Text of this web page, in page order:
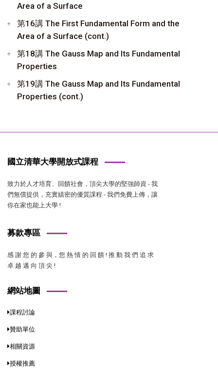
Area of a Surface
第16講 The First Fundamental Form and the
Area of a Surface (cont.)
第18講 The Gauss Map and Its Fundamental
Properties
第19講 The Gauss Map and Its Fundamental
Properties (cont.)
國立清華大學開放式課程
致力於人才培育、回饋社會，頂尖大學的堅強師資 - 我
們無償提供，充實縝密的優質課程 - 我們免費上傳，讓
你在家也能上大學 !
募款專區
感 謝 您 的 參 與，您 熱 情 的 回 饋 ! 推 動 我 們 追 求
卓 越 邁 向 頂 尖 !
網站地圖
課程討論
贊助單位
相關資源
授權推薦